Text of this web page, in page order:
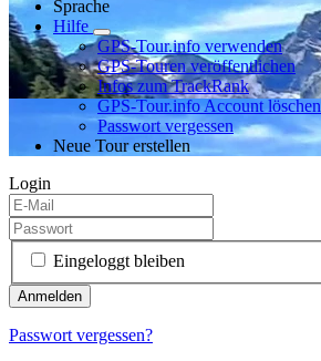
Sprache
Hilfe
GPS-Tour.info verwenden
GPS-Touren veröffentlichen
Infos zum TrackRank
GPS-Tour.info Account löschen
Passwort vergessen
Neue Tour erstellen
Login
Eingeloggt bleiben
Passwort vergessen?